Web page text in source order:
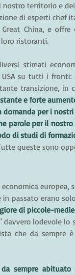
nostro territorio e
di esperti chef
China, e
ristoranti.
stimati
su tutti i fronti:
transizione, in
e forte
domanda per i
parole per il
di studi di
queste sono
di piccole-
davvero lodevole
che da sempre
sempre